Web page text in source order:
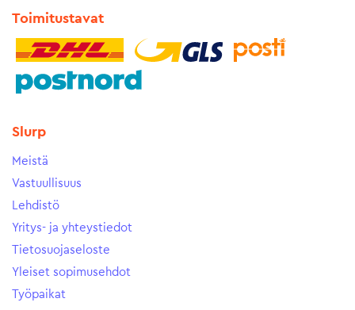
Toimitustavat
Slurp
Meistä
Vastuullisuus
Lehdistö
Yritys- ja yhteystiedot
Tietosuojaseloste
Yleiset sopimusehdot
Työpaikat